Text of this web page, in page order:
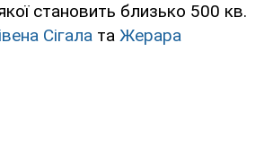
становить близько 500 кв.
Сігала та Жерара